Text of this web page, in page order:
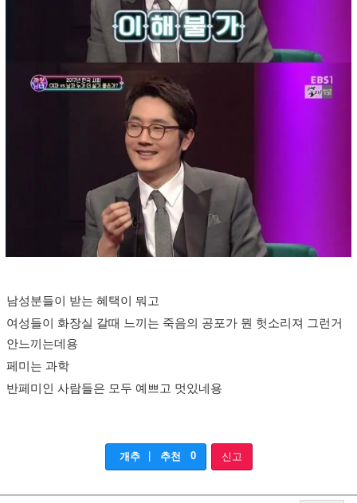
남성분들이 받는 혜택이 뭐고
여성들이 화장실 갈때 느끼는 죽음의 공포가 뭔 헛소리져 그런거
안느끼는데용
페미는 과학
반페미인 사람들은 모두 예쁘고 멋있네용
개추 추천 0 신고